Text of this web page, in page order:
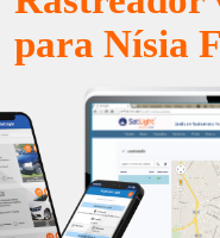
para Nísia